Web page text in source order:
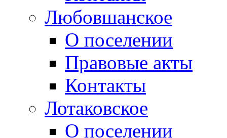
Любовшанское
О поселении
Правовые акты
Контакты
Лотаковское
О поселении